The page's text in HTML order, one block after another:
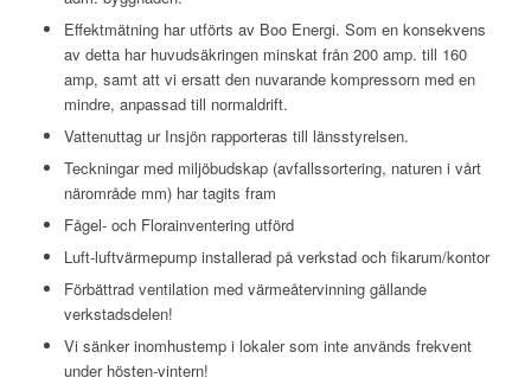
Effektmätning har utförts av Boo Energi. Som en konsekvens
av detta har huvudsäkringen minskat från 200 amp. till 160
amp, samt att vi ersatt den nuvarande kompressorn med en
mindre, anpassad till normaldrift.
Vattenuttag ur Insjön rapporteras till länsstyrelsen.
Teckningar med miljöbudskap (avfallssortering, naturen i vårt
närområde mm) har tagits fram
Fågel- och Florainventering utförd
Luft-luftvärmepump installerad på verkstad och fikarum/kontor
Förbättrad ventilation med värmeåtervinning gällande
verkstadsdelen!
Vi sänker inomhustemp i lokaler som inte används frekvent
under hösten-vintern!